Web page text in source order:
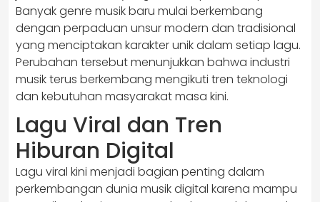
Banyak genre musik baru mulai berkembang
dengan perpaduan unsur modern dan tradisional
yang menciptakan karakter unik dalam setiap lagu.
Perubahan tersebut menunjukkan bahwa industri
musik terus berkembang mengikuti tren teknologi
dan kebutuhan masyarakat masa kini.
Lagu Viral dan Tren
Hiburan Digital
Lagu viral kini menjadi bagian penting dalam
perkembangan dunia musik digital karena mampu